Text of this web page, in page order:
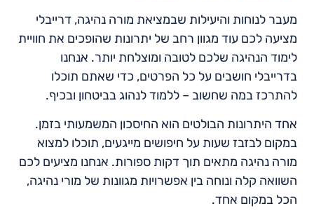
מעבר לנוחות והיעילות שבמציאת מורה נהיגה, דרייבלי
מציעה לכם עוד מגוון רחב של יתרונות שהופכים את חוויית
לימוד הנהיגה שלכם לטובה ומוצלחת יותר. אנחנו
בדרייבלי חושבים על כל הפרטים, כדי שאתם תוכלו
להתרכז במה שחשוב – ללמוד לנהוג בביטחון ובכיף.
אחד היתרונות הבולטים הוא החיסכון המשמעותי בזמן.
במקום לבזבז שעות על חיפושים מייגעים, תוכלו למצוא
מורה נהיגה מתאים תוך דקות ספורות. אנחנו מציעים לכם
השוואה קלה ונוחה בין אפשרויות מגוונות של מורי נהיגה,
הכל במקום אחד.